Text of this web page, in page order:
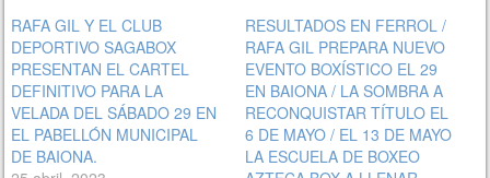
RAFA GIL Y EL CLUB
DEPORTIVO SAGABOX
PRESENTAN EL CARTEL
DEFINITIVO PARA LA
VELADA DEL SÁBADO 29 EN
EL PABELLÓN MUNICIPAL
DE BAIONA.
RESULTADOS EN FERROL /
RAFA GIL PREPARA NUEVO
EVENTO BOXÍSTICO EL 29
EN BAIONA / LA SOMBRA A
RECONQUISTAR TÍTULO EL
6 DE MAYO / EL 13 DE MAYO
LA ESCUELA DE BOXEO